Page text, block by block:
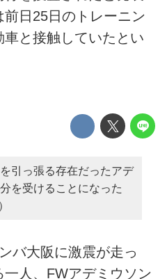
前日25日のトレーニン
と接触していたとい
引っ張る存在だったアデ
を受けることになった
バ大阪に激震が走っ
人、FWアデミウソン